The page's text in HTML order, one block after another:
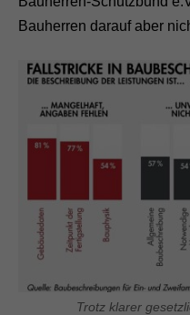
Bauherren darauf aber
Trotz klarer